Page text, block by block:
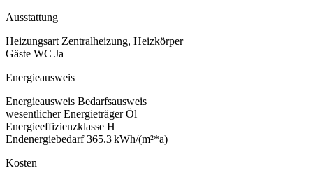
Ausstattung
Heizungsart Zentralheizung, Heizkörper
Gäste WC Ja
Energieausweis
Energieausweis Bedarfsausweis
wesentlicher Energieträger Öl
Energieeffizienzklasse H
Endenergiebedarf 365.3 kWh/(m²*a)
Kosten